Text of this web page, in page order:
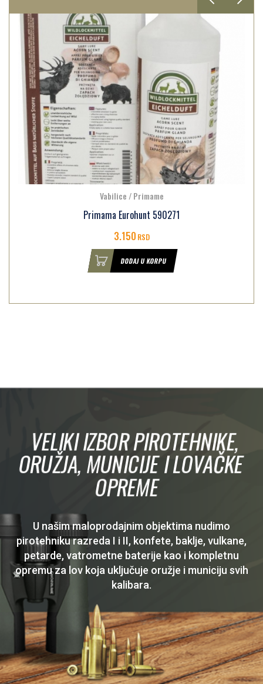
Vabilice / Primame
Primama Eurohunt 590271
3.150RSD
DODAJ U KORPU
VELIKI IZBOR PIROTEHNIKE,
ORUŽJA, MUNICIJE I LOVAČKE
OPREME
U našim maloprodajnim objektima nudimo
pirotehniku razreda I i II, konfete, baklje, vulkane,
petarde, vatrometne baterije kao i kompletnu
opremu za lov koja uključuje oružje i municiju svih
kalibara.